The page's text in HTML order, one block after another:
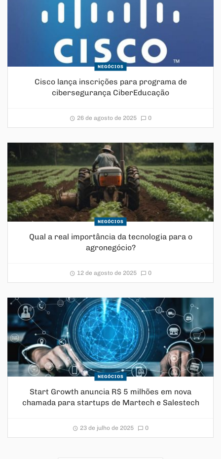
NEGÓCIOS
Cisco lança inscrições para programa de
cibersegurança CiberEducação
26 de agosto de 2025 0
NEGÓCIOS
Qual a real importância da tecnologia para o
agronegócio?
12 de agosto de 2025 0
NEGÓCIOS
Start Growth anuncia R$ 5 milhões em nova
chamada para startups de Martech e Salestech
23 de julho de 2025 0